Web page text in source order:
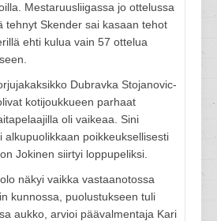
Mestaruusliigassa jo ottelussa
tehnyt Skender sai kasaan tehot
ehti kulua vain 57 ottelua
Dubravka Stojanovic-
kotijoukkueen parhaat
oli vaikeaa. Sini
alkupuolikkaan poikkeuksellisesti
Jokinen siirtyi loppupeliksi.
näkyi vaikka vastaanotossa
kunnossa, puolustukseen tuli
aukko, arvioi päävalmentaja Kari